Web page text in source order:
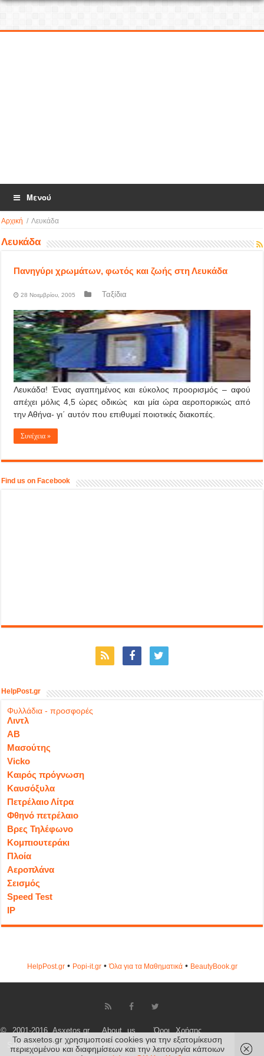
Μενού
Αρχική / Λευκάδα
Λευκάδα
Πανηγύρι χρωμάτων, φωτός και ζωής στη Λευκάδα
28 Νοεμβρίου, 2005 Ταξίδια
Λευκάδα! Ένας αγαπημένος και εύκολος προορισμός – αφού
απέχει μόλις 4,5 ώρες οδικώς και μία ώρα αεροπορικώς από
την Αθήνα- γι΄ αυτόν που επιθυμεί ποιοτικές διακοπές.
Συνέχεια »
Find us on Facebook
HelpPost.gr
Φυλλάδια - προσφορές
Λιντλ
ΑΒ
Μασούτης
Vicko
Καιρός πρόγνωση
Καυσόξυλα
Πετρέλαιο Λίτρα
Φθηνό πετρέλαιο
Βρες Τηλέφωνο
Κομπιουτεράκι
Πλοία
Αεροπλάνα
Σεισμός
Speed Test
IP
HelpPost.gr• Popi-it.gr•Όλα για τα Μαθηματικά• ΒeautyΒook.gr
© 2001-2016 Asxetos.gr About us
Όροι Χρήσης
Επικοινωνία Hosting Rainhost
Το asxetos.gr χρησιμοποιεί cookies για την εξατομίκευση
περιεχομένου και διαφημίσεων και την λειτουργία κάποιων